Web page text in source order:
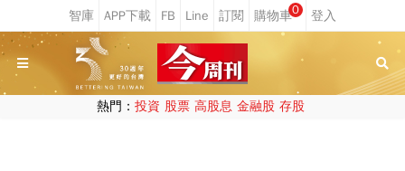
0
熱門： 投資 股票 高股息 金融股 存股